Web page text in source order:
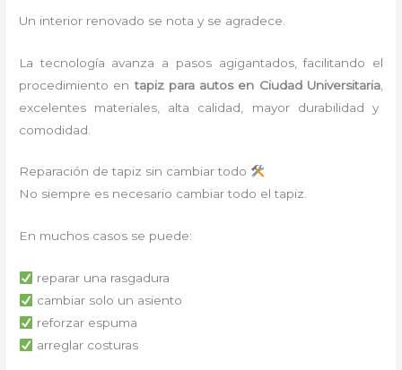
Un interior renovado se nota y se agradece.
La tecnología avanza a pasos agigantados, facilitando el
procedimiento entapiz para autos en Ciudad Universitaria,
excelentes materiales, alta calidad, mayor durabilidad y
comodidad.
Reparación de tapiz sin cambiar todo
No siempre es necesario cambiar todo el tapiz.
En muchos casos se puede:
reparar una rasgadura
cambiar solo un asiento
reforzar espuma
arreglar costuras